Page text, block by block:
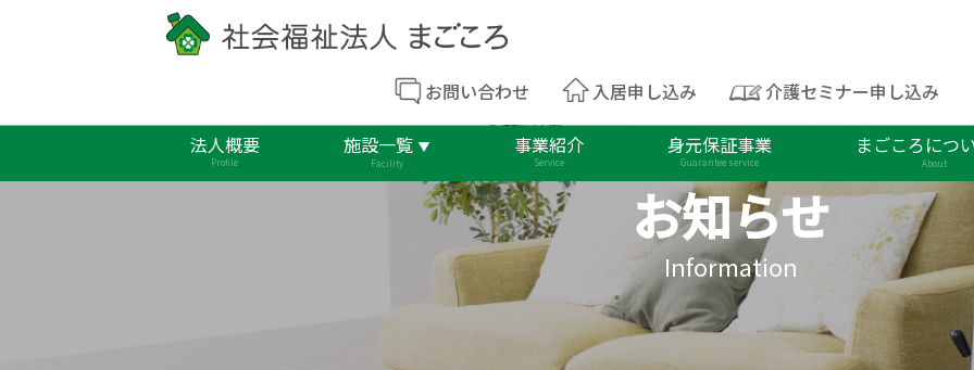
お問い合わせ 入居申し込み 介護セミナー申し込み
法人概要
Profile
施設一覧
Facility
事業紹介
Service
身元保証事業
Guarantee service
まごころにつ
About
お知らせ
Information